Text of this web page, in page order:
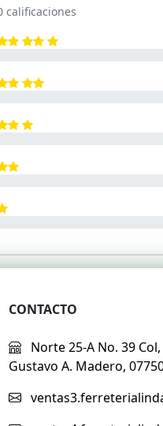
calificaciones
CONTACTO
Norte 25-A No. 39
Gustavo A. Madero,